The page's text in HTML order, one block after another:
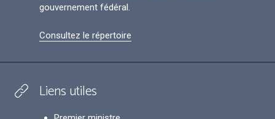
gouvernement fédéral.
Consultez le répertoire
Liens utiles